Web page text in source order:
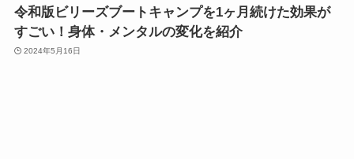
令和版ビリーズブートキャンプを1ヶ月続けた効果が
すごい！身体・メンタルの変化を紹介
2024年5月16日